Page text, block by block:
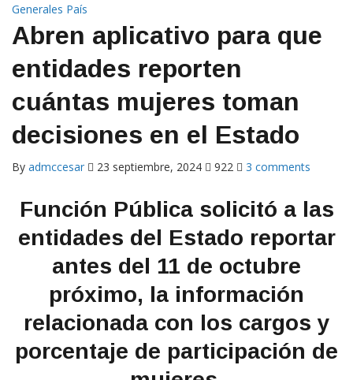
Generales País
Abren aplicativo para que
entidades reporten
cuántas mujeres toman
decisiones en el Estado
By admccesar 23 septiembre, 2024 922 3 comments
Función Pública solicitó a las
entidades del Estado reportar
antes del 11 de octubre
próximo, la información
relacionada con los cargos y
porcentaje de participación de